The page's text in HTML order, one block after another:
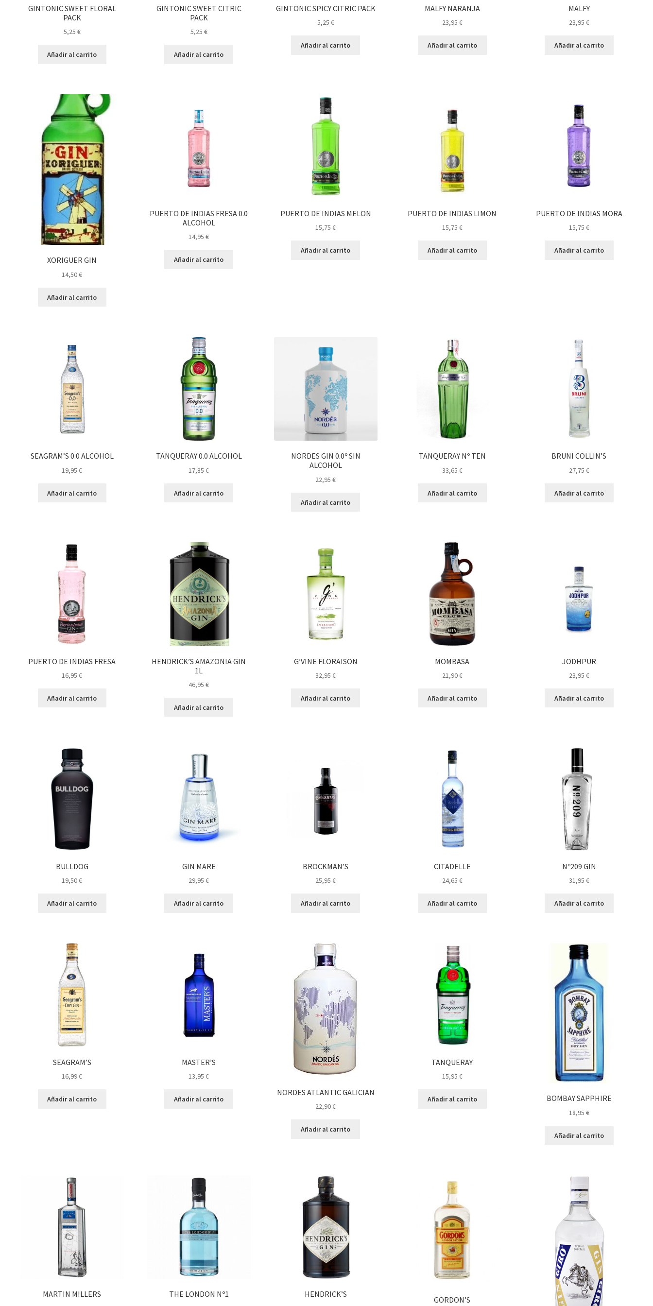
GINTONIC SWEET FLORAL
PACK
5,25 €
Añadir al carrito
GINTONIC SWEET CITRIC
PACK
5,25 €
Añadir al carrito
GINTONIC SPICY CITRIC PACK
5,25 €
Añadir al carrito
MALFY NARANJA
23,95 €
Añadir al carrito
MALFY
23,95 €
Añadir al carrito
XORIGUER GIN
14,50€
Añadir al carrito
PUERTO DE INDIAS FRESA 0.0
ALCOHOL
14,95€
Añadir al carrito
PUERTO DE INDIAS MELON
15,75€
Añadir al carrito
PUERTO DE INDIAS LIMON
15,75 €
Añadir al carrito
PUERTO DE INDIAS MORA
15,75 €
Añadir al carrito
SEAGRAM’S 0.0 ALCOHOL
19,95€
Añadir al carrito
TANQUERAY 0.0 ALCOHOL
17,85€
Añadir al carrito
NORDES GIN 0.0º SIN
ALCOHOL
22,95€
Añadir al carrito
TANQUERAY Nº TEN
33,65 €
Añadir al carrito
BRUNI COLLIN’S
27,75 €
Añadir al carrito
PUERTO DE INDIAS FRESA
16,95€
Añadir al carrito
HENDRICK’S AMAZONIA GIN
1L
46,95€
Añadir al carrito
G’VINE FLORAISON
32,95€
Añadir al carrito
MOMBASA
21,90€
Añadir al carrito
JODHPUR
23,95 €
Añadir al carrito
BULLDOG
19,50€
Añadir al carrito
GIN MARE
29,95€
Añadir al carrito
BROCKMAN’S
25,95€
Añadir al carrito
CITADELLE
24,65 €
Añadir al carrito
Nº209 GIN
31,95 €
Añadir al carrito
SEAGRAM’S
16,99€
Añadir al carrito
MASTER’S
13,95€
Añadir al carrito
NORDES ATLANTIC GALICIAN
22,90€
Añadir al carrito
TANQUERAY
15,95 €
Añadir al carrito BOMBAY SAPPHIRE
18,95 €
Añadir al carrito
MARTIN MILLERS THE LONDON Nº1 HENDRICK’S
GORDON’S